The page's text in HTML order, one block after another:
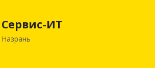
Сервис-ИТ
Назрань
386102, Ингушетия Респ, Назрань г,
Центральный округ тер, Московская